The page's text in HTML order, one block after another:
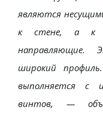
являются
к стене, а к
направляющие.
широкий
выполняется с
винтов, —